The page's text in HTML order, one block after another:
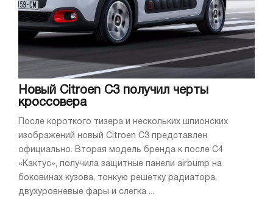
Новый Citroen C3 получил черты
кроссовера
После короткого тизера и нескольких шпионских
изображений новый Citroen C3 представлен
официально. Вторая модель бренда к после C4
«Кактус», получила защитные панели airbump на
боковинах кузова, тонкую решетку радиатора,
двухуровневые фары и слегка ...